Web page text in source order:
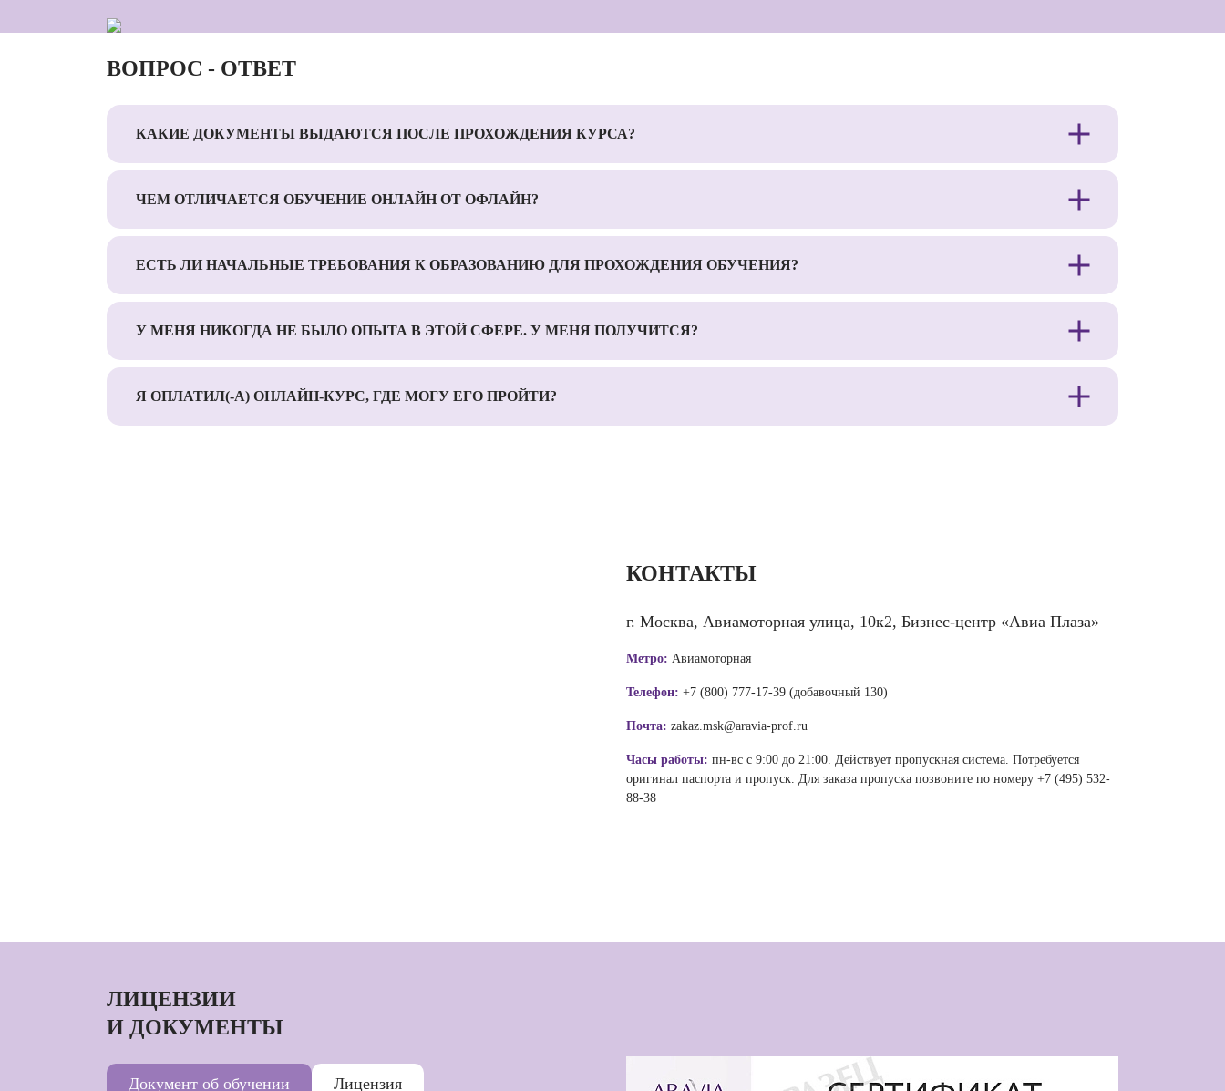
ВОПРОС - ОТВЕТ
КАКИЕ ДОКУМЕНТЫ ВЫДАЮТСЯ ПОСЛЕ ПРОХОЖДЕНИЯ КУРСА?
ЧЕМ ОТЛИЧАЕТСЯ ОБУЧЕНИЕ ОНЛАЙН ОТ ОФЛАЙН?
ЕСТЬ ЛИ НАЧАЛЬНЫЕ ТРЕБОВАНИЯ К ОБРАЗОВАНИЮ ДЛЯ ПРОХОЖДЕНИЯ ОБУЧЕНИЯ?
У МЕНЯ НИКОГДА НЕ БЫЛО ОПЫТА В ЭТОЙ СФЕРЕ. У МЕНЯ ПОЛУЧИТСЯ?
Я ОПЛАТИЛ(-А) ОНЛАЙН-КУРС, ГДЕ МОГУ ЕГО ПРОЙТИ?
КОНТАКТЫ
г. Москва, Авиамоторная улица, 10к2, Бизнес-центр «Авиа Плаза»
Метро: Авиамоторная
Телефон: +7 (800) 777-17-39 (добавочный 130)
Почта: zakaz.msk@aravia-prof.ru
Часы работы: пн-вс с 9:00 до 21:00. Действует пропускная система. Потребуется
оригинал паспорта и пропуск. Для заказа пропуска позвоните по номеру +7 (495) 532-
88-38
ЛИЦЕНЗИИ
И ДОКУМЕНТЫ
Документ об обучении Лицензия